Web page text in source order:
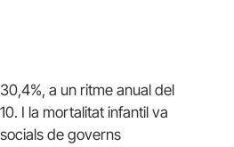
a un ritme anual del
I la mortalitat infantil va
de governs